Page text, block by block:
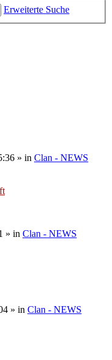
Erweiterte Suche
» in Clan - NEWS
» in Clan - NEWS
» in Clan - NEWS